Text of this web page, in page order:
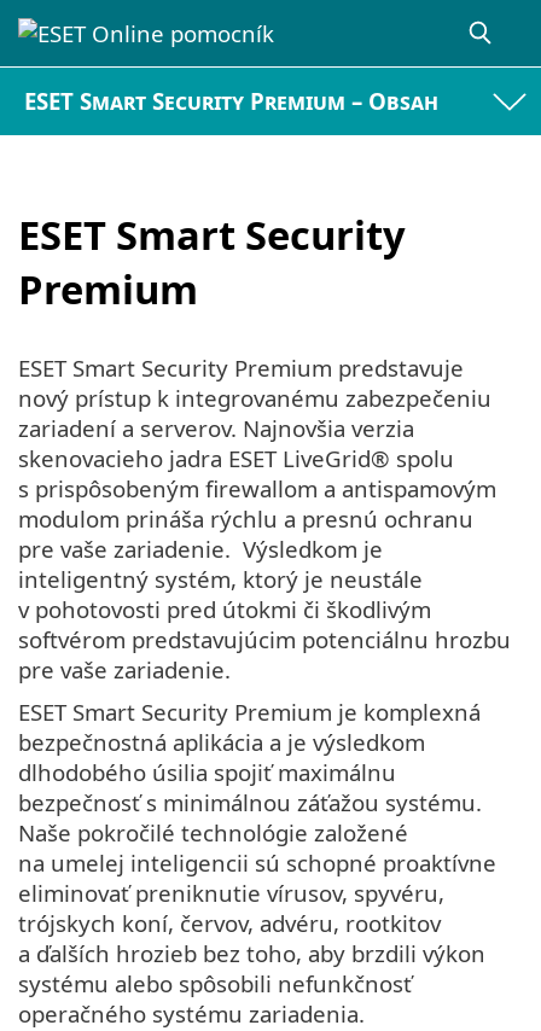
ESET Smart Security Premium – Obsah
ESET Smart Security
Premium
ESET Smart Security Premium predstavuje
nový prístup k integrovanému zabezpečeniu
zariadení a serverov. Najnovšia verzia
skenovacieho jadra ESET LiveGrid® spolu
s prispôsobeným firewallom a antispamovým
modulom prináša rýchlu a presnú ochranu
pre vaše zariadenie. Výsledkom je
inteligentný systém, ktorý je neustále
v pohotovosti pred útokmi či škodlivým
softvérom predstavujúcim potenciálnu hrozbu
pre vaše zariadenie.
ESET Smart Security Premium je komplexná
bezpečnostná aplikácia a je výsledkom
dlhodobého úsilia spojiť maximálnu
bezpečnosť s minimálnou záťažou systému.
Naše pokročilé technológie založené
na umelej inteligencii sú schopné proaktívne
eliminovať preniknutie vírusov, spyvéru,
trójskych koní, červov, advéru, rootkitov
a ďalších hrozieb bez toho, aby brzdili výkon
systému alebo spôsobili nefunkčnosť
operačného systému zariadenia.